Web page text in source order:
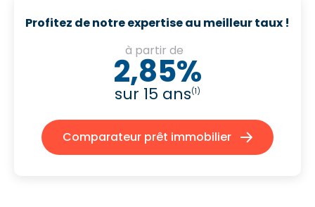
Profitez de notre expertise au meilleur taux !
à partir de
2,85%
sur 15 ans(1)
Comparateur prêt immobilier